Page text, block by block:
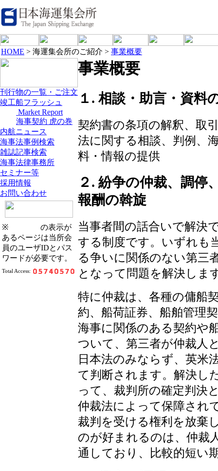
HOME > 海運集会所のご紹介 > 事業概要
刊行物の一覧・ご注文
竣工船フラッシュ
Market Report
海事契約 虎の巻
内航ニュース
海事法事例検索
雑誌記事検索
海事法律事務所
セミナー等
採用情報
お問い合わせ
※
の表示が
あるページは当所会
員のユーザIDとパス
ワードが必要です。
Total Access:
事業概要
１. 相談・助言・資料
契約書の条項の解釈、取
法に関する相談、判例、
料・情報の提供
２. 紛争の仲裁、調停
報酬の斡旋
当事者間の話合いで解決
する制度です。いずれも
る争いに関係のない第三
となって問題を解決しま
特に仲裁は、各種の傭船
約、船荷証券、船舶管理
海事に関係のある契約や
ついて、第三者が仲裁人
日本法のみならず、英米
て判断されます。解決し
って、裁判所の確定判決
仲裁法によって保障され
裁判を受ける権利を放棄
のが好まれるのは、仲裁
通しており、比較的短い